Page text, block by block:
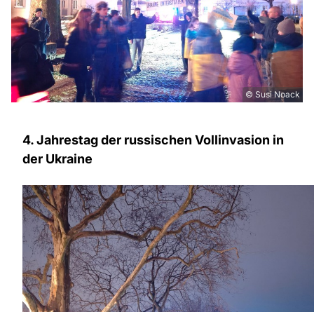
© Susi Noack
4. Jahrestag der russischen Vollinvasion in
der Ukraine